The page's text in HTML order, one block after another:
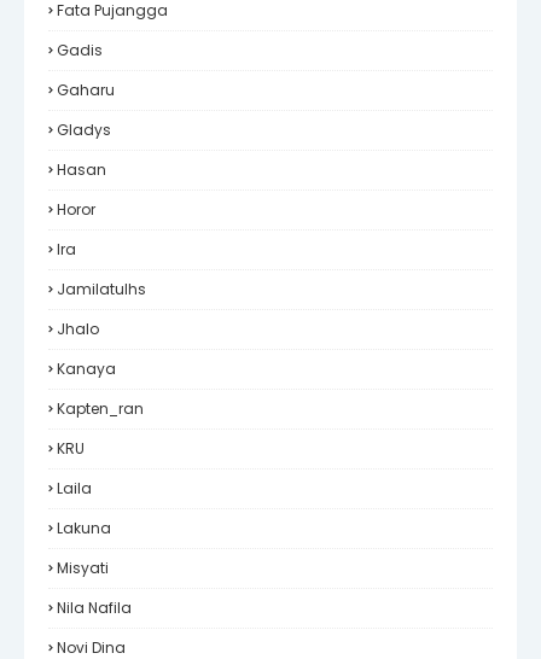
Fata Pujangga
Gadis
Gaharu
Gladys
Hasan
Horor
Ira
Jamilatulhs
Jhalo
Kanaya
Kapten_ran
KRU
Laila
Lakuna
Misyati
Nila Nafila
Novi Dina